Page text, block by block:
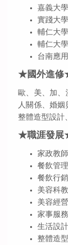
嘉義大
實踐大
輔仁大
輔仁大
台南應
★國外進
歐、美、加
人關係、婚
整體造型設計
★職涯發
家政教師
餐飲管
餐飲行
美容科
美容經
家事服
生活設計
整體造型